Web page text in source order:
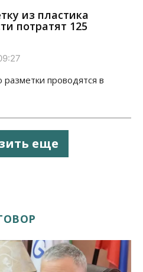
из пластика
потратят 125
проводятся в
еще